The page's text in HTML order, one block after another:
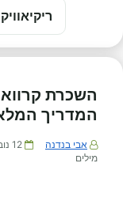
השכרת
המדריך
אבי בנדנה 12 נוב 2018
מילים